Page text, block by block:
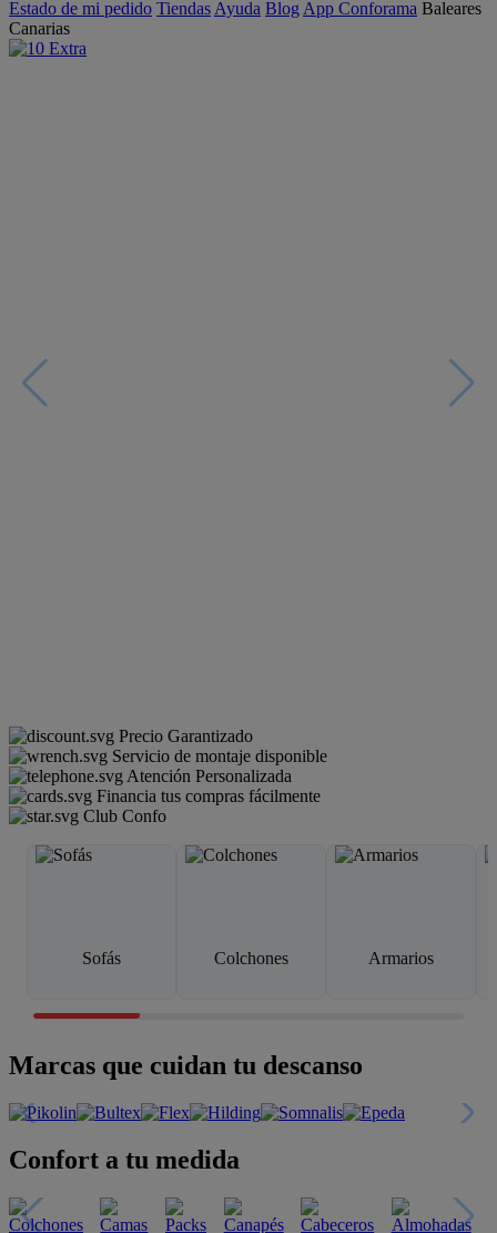
Estado de mi pedido Tiendas Ayuda Blog App Conforama Baleares
Canarias
Precio Garantizado
Servicio de montaje disponible
Atención Personalizada
Financia tus compras fácilmente
Club Confo
Sofás Colchones Armarios
Marcas que cuidan tu descanso
Confort a tu medida